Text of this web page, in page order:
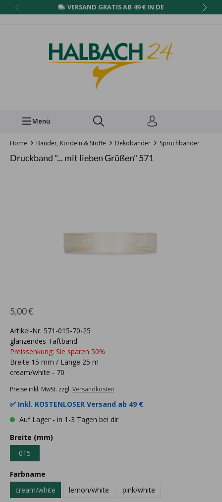
VERSAND GRATIS AB 49 € IN DE
Menü
Home Bänder, Kordeln & Stoffe Dekobänder Spruchbänder
Druckband "... mit lieben Grüßen" 571
5,00 €
Artikel-Nr: 571-015-70-25
glänzendes Taftband
Preissenkung: Sie sparen 50%
Breite 15 mm / Länge 25 m
cream/white - 70
Preise inkl. MwSt. zzgl. Versandkosten
✅ Inkl. KOSTENLOSER Versand ab 49 €
Auf Lager - in 1-3 Tagen bei dir
Breite (mm)
015
Farbname
cream/white
lemon/white pink/white